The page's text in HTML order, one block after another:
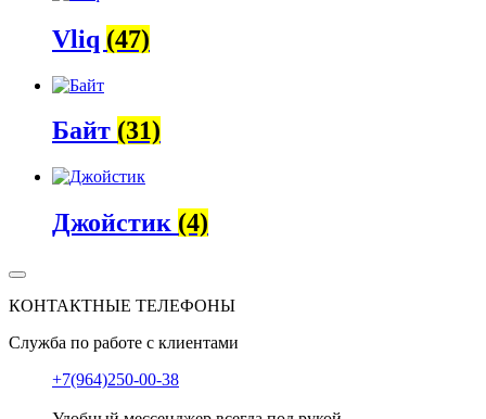
Vliq (47)
Байт (31)
Джойстик (4)
КОНТАКТНЫЕ ТЕЛЕФОНЫ
Служба по работе с клиентами
+7(964)250-00-38